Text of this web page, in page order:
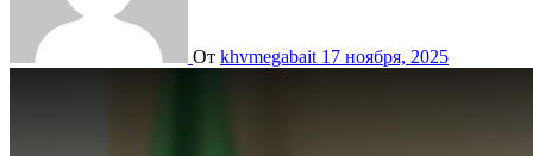
От khvmegabait 17 ноября, 2025